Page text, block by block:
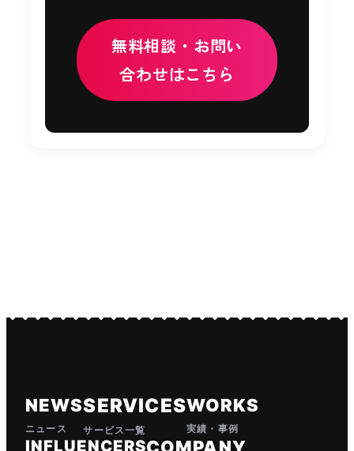
無料相談・お問い
合わせはこちら
NEWS
ニュース
SERVICES
サービス一覧
WORKS
実績・事例
INFLUENCERS